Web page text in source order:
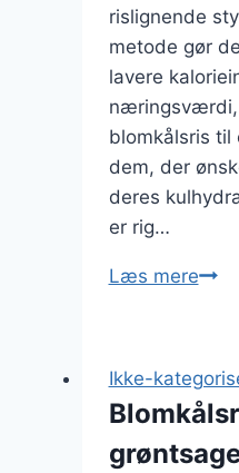
rislignende
metode gør
lavere
næringsværdi,
blomkålsris til
dem, der
deres
er rig…
Læs mere
Ikke-